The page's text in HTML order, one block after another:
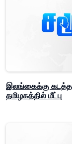
இலங்கைக்கு கடத்த
தமிழகத்தில் மீட்பு